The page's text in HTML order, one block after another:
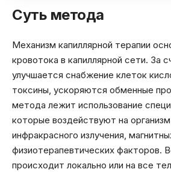
Суть метода
Механизм капиллярной терапии
кровотока в капиллярной сети. За
улучшается снабжение клеток
токсины, ускоряются обменные
метода лежит использование
которые воздействуют на
инфракрасного излучения,
физиотерапевтических факторов.
происходит локально или на все